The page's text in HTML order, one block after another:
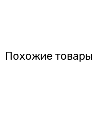
Похожие товары